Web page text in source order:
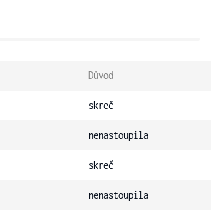
Důvod
skreč
nenastoupila
skreč
nenastoupila